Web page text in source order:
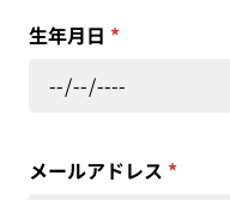
生年月日 *
メールアドレス *